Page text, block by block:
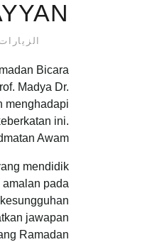
الزيارات:
Bicara
Madya Dr.
menghadapi
ini.
Awam.
mendidik
pada
jawapan
Ramadan.